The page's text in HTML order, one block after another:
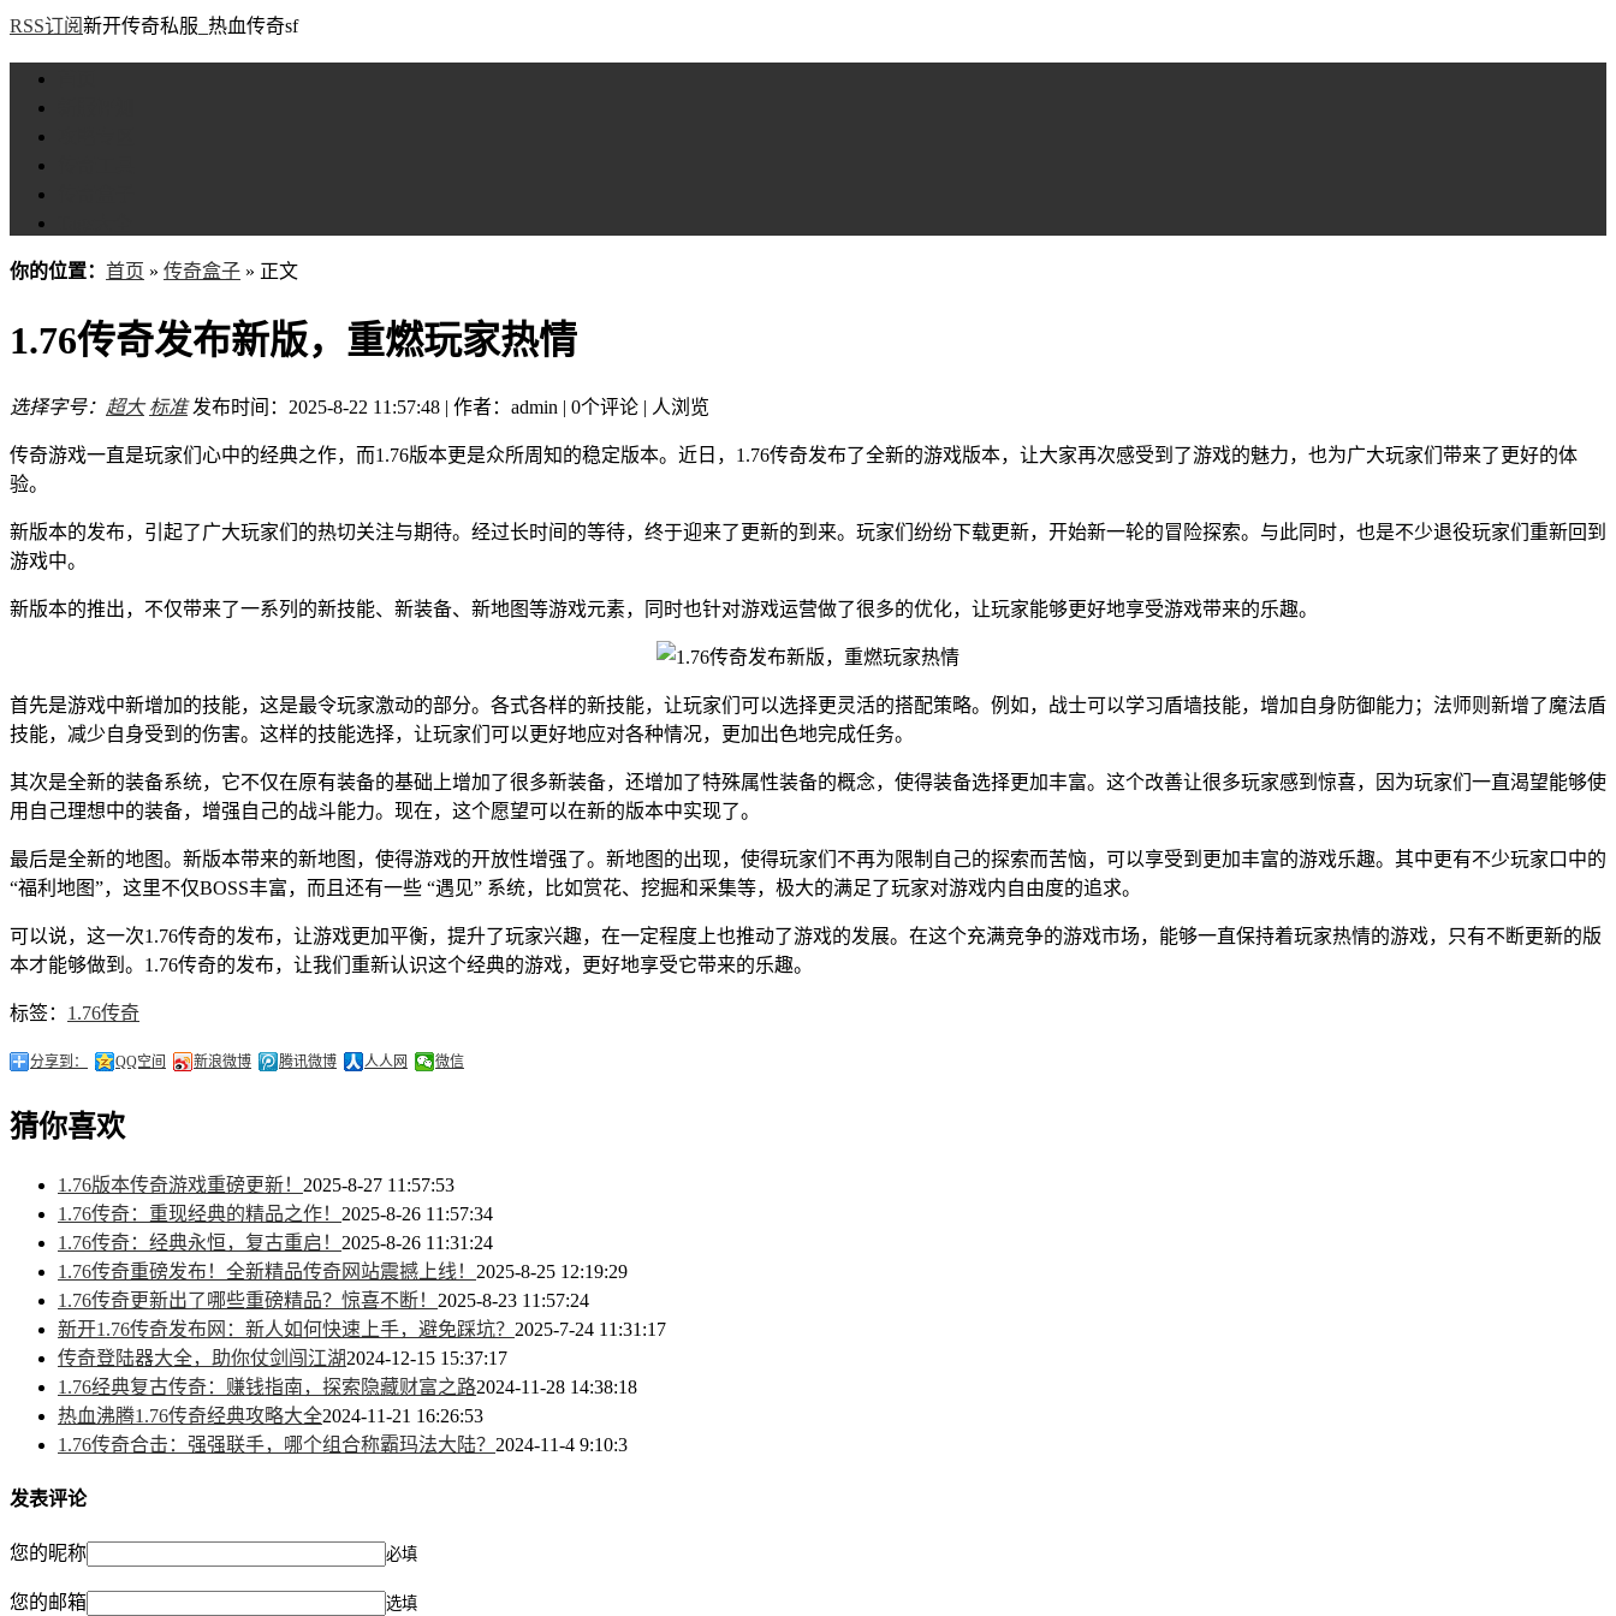
RSS订阅新开传奇私服_热血传奇sf
你的位置： 首页 » 传奇盒子 » 正文
1.76传奇发布新版，重燃玩家热情
选择字号： 超大 标准 发布时间：2025-8-22 11:57:48 | 作者：admin | 0个评论 | 人浏览
传奇游戏一直是玩家们心中的经典之作，而1.76版本更是众所周知的稳定版本。近日，1.76传奇发布了全新的游戏版本，让大家再次感受到了游戏的魅力，也为广大玩家们带来了更好的体
验。
新版本的发布，引起了广大玩家们的热切关注与期待。经过长时间的等待，终于迎来了更新的到来。玩家们纷纷下载更新，开始新一轮的冒险探索。与此同时，也是不少退役玩家们重新回到
游戏中。
新版本的推出，不仅带来了一系列的新技能、新装备、新地图等游戏元素，同时也针对游戏运营做了很多的优化，让玩家能够更好地享受游戏带来的乐趣。
首先是游戏中新增加的技能，这是最令玩家激动的部分。各式各样的新技能，让玩家们可以选择更灵活的搭配策略。例如，战士可以学习盾墙技能，增加自身防御能力；法师则新增了魔法盾
技能，减少自身受到的伤害。这样的技能选择，让玩家们可以更好地应对各种情况，更加出色地完成任务。
其次是全新的装备系统，它不仅在原有装备的基础上增加了很多新装备，还增加了特殊属性装备的概念，使得装备选择更加丰富。这个改善让很多玩家感到惊喜，因为玩家们一直渴望能够使
用自己理想中的装备，增强自己的战斗能力。现在，这个愿望可以在新的版本中实现了。
最后是全新的地图。新版本带来的新地图，使得游戏的开放性增强了。新地图的出现，使得玩家们不再为限制自己的探索而苦恼，可以享受到更加丰富的游戏乐趣。其中更有不少玩家口中的
“福利地图”，这里不仅BOSS丰富，而且还有一些 “遇见” 系统，比如赏花、挖掘和采集等，极大的满足了玩家对游戏内自由度的追求。
可以说，这一次1.76传奇的发布，让游戏更加平衡，提升了玩家兴趣，在一定程度上也推动了游戏的发展。在这个充满竞争的游戏市场，能够一直保持着玩家热情的游戏，只有不断更新的版
本才能够做到。1.76传奇的发布，让我们重新认识这个经典的游戏，更好地享受它带来的乐趣。
标签： 1.76传奇
分享到： QQ空间 新浪微博 腾讯微博 人人网 微信
猜你喜欢
1.76版本传奇游戏重磅更新！ 2025-8-27 11:57:53
1.76传奇：重现经典的精品之作！ 2025-8-26 11:57:34
1.76传奇：经典永恒，复古重启！ 2025-8-26 11:31:24
1.76传奇重磅发布！全新精品传奇网站震撼上线！ 2025-8-25 12:19:29
1.76传奇更新出了哪些重磅精品？惊喜不断！ 2025-8-23 11:57:24
新开1.76传奇发布网：新人如何快速上手，避免踩坑？ 2025-7-24 11:31:17
传奇登陆器大全，助你仗剑闯江湖2024-12-15 15:37:17
1.76经典复古传奇：赚钱指南，探索隐藏财富之路2024-11-28 14:38:18
热血沸腾1.76传奇经典攻略大全2024-11-21 16:26:53
1.76传奇合击：强强联手，哪个组合称霸玛法大陆？ 2024-11-4 9:10:3
发表评论
您的昵称 必填
您的邮箱 选填